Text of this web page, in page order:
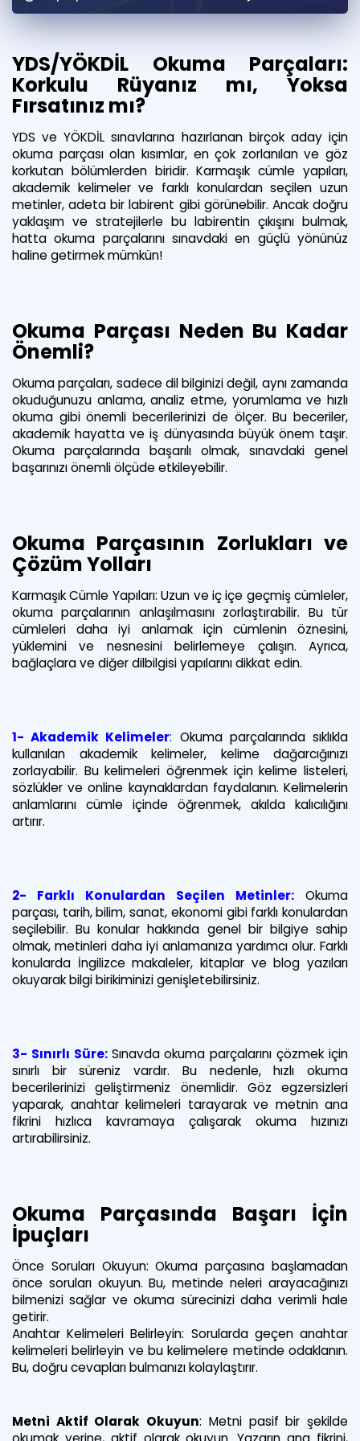
Puan Hesaplama
Rehberlik Aracı
ÖSYM Sınav Takvimi
Blog
İngilizce Gramer
YDS/YÖKDİL Okuma Parçaları:
Korkulu Rüyanız mı, Yoksa
Fırsatınız mı?
YDS ve YÖKDİL sınavlarına hazırlanan birçok aday için
okuma parçası olan kısımlar, en çok zorlanılan ve göz
korkutan bölümlerden biridir. Karmaşık cümle yapıları,
akademik kelimeler ve farklı konulardan seçilen uzun
metinler, adeta bir labirent gibi görünebilir. Ancak doğru
yaklaşım ve stratejilerle bu labirentin çıkışını bulmak,
hatta okuma parçalarını sınavdaki en güçlü yönünüz
haline getirmek mümkün!
Okuma Parçası Neden Bu Kadar
Önemli?
Okuma parçaları, sadece dil bilginizi değil, aynı zamanda
okuduğunuzu anlama, analiz etme, yorumlama ve hızlı
okuma gibi önemli becerilerinizi de ölçer. Bu beceriler,
akademik hayatta ve iş dünyasında büyük önem taşır.
Okuma parçalarında başarılı olmak, sınavdaki genel
başarınızı önemli ölçüde etkileyebilir.
Okuma Parçasının Zorlukları ve
Çözüm Yolları
Karmaşık Cümle Yapıları: Uzun ve iç içe geçmiş cümleler,
okuma parçalarının anlaşılmasını zorlaştırabilir. Bu tür
cümleleri daha iyi anlamak için cümlenin öznesini,
yüklemini ve nesnesini belirlemeye çalışın. Ayrıca,
bağlaçlara ve diğer dilbilgisi yapılarını dikkat edin.
1- Akademik Kelimeler: Okuma parçalarında sıklıkla
kullanılan akademik kelimeler, kelime dağarcığınızı
zorlayabilir. Bu kelimeleri öğrenmek için kelime listeleri,
sözlükler ve online kaynaklardan faydalanın. Kelimelerin
anlamlarını cümle içinde öğrenmek, akılda kalıcılığını
artırır.
2- Farklı Konulardan Seçilen Metinler: Okuma
parçası, tarih, bilim, sanat, ekonomi gibi farklı konulardan
seçilebilir. Bu konular hakkında genel bir bilgiye sahip
olmak, metinleri daha iyi anlamanıza yardımcı olur. Farklı
konularda İngilizce makaleler, kitaplar ve blog yazıları
okuyarak bilgi birikiminizi genişletebilirsiniz.
3- Sınırlı Süre: Sınavda okuma parçalarını çözmek için
sınırlı bir süreniz vardır. Bu nedenle, hızlı okuma
becerilerinizi geliştirmeniz önemlidir. Göz egzersizleri
yaparak, anahtar kelimeleri tarayarak ve metnin ana
fikrini hızlıca kavramaya çalışarak okuma hızınızı
artırabilirsiniz.
Okuma Parçasında Başarı İçin
İpuçları
Önce Soruları Okuyun: Okuma parçasına başlamadan
önce soruları okuyun. Bu, metinde neleri arayacağınızı
bilmenizi sağlar ve okuma sürecinizi daha verimli hale
getirir.
Anahtar Kelimeleri Belirleyin: Sorularda geçen anahtar
kelimeleri belirleyin ve bu kelimelere metinde odaklanın.
Bu, doğru cevapları bulmanızı kolaylaştırır.
Metni Aktif Olarak Okuyun: Metni pasif bir şekilde